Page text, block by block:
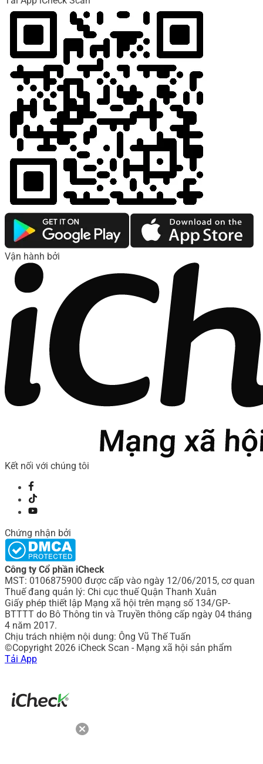
Vận hành bởi
Kết nối với chúng tôi
Chứng nhận bởi
Công ty Cổ phần iCheck
MST: 0106875900 được cấp vào ngày 12/06/2015, cơ quan
Thuế đang quản lý: Chi cục thuế Quận Thanh Xuân
Giấy phép thiết lập Mạng xã hội trên mạng số 134/GP-
BTTTT do Bô Thông tin và Truyền thông cấp ngày 04 tháng
4 năm 2017.
Chịu trách nhiệm nội dung: Ông Vũ Thế Tuấn
©Copyright 2026 iCheck Scan - Mạng xã hội sản phẩm
Tải App